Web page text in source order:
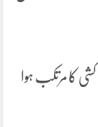
کشی کا مرتکب ہوا